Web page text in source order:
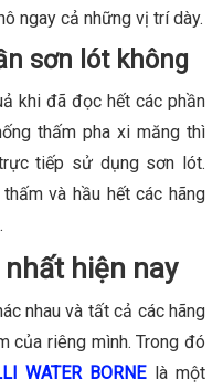
ngay cả những vị trí dày.
sơn lót không
khi đã đọc hết các phần
thấm pha xi măng thì
tiếp sử dụng sơn lót.
và hầu hết các hãng
hiện nay
nhau và tất cả các hãng
của riêng mình. Trong đó
WATER BORNElà một